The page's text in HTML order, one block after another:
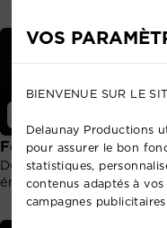
Feux d'artifice
Des spectacles toujours
émouvants et
VOS
BIENVENUE SUR LE
Delaunay Productions
pour assurer le bon
statistiques,
contenus adaptés à
campagnes